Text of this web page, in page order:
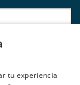
tu experiencia